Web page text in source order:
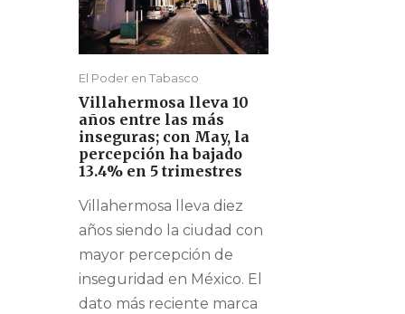
El Poder en Tabasco
Villahermosa lleva 10
años entre las más
inseguras; con May, la
percepción ha bajado
13.4% en 5 trimestres
Villahermosa lleva diez
años siendo la ciudad con
mayor percepción de
inseguridad en México. El
dato más reciente marca